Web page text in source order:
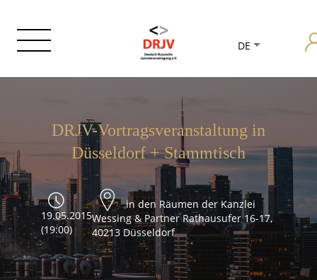
DE
DRJV-Vortragsveranstaltung in
Düsseldorf + Stammtisch
19.05.2015
(19:00)
in den Räumen der Kanzlei
Wessing & Partner Rathausufer 16-17,
40213 Düsseldorf